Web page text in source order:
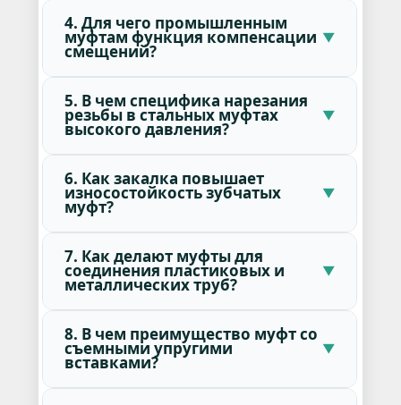
4. Для чего промышленным
муфтам функция компенсации
смещений?
5. В чем специфика нарезания
резьбы в стальных муфтах
высокого давления?
6. Как закалка повышает
износостойкость зубчатых
муфт?
7. Как делают муфты для
соединения пластиковых и
металлических труб?
8. В чем преимущество муфт со
съемными упругими
вставками?